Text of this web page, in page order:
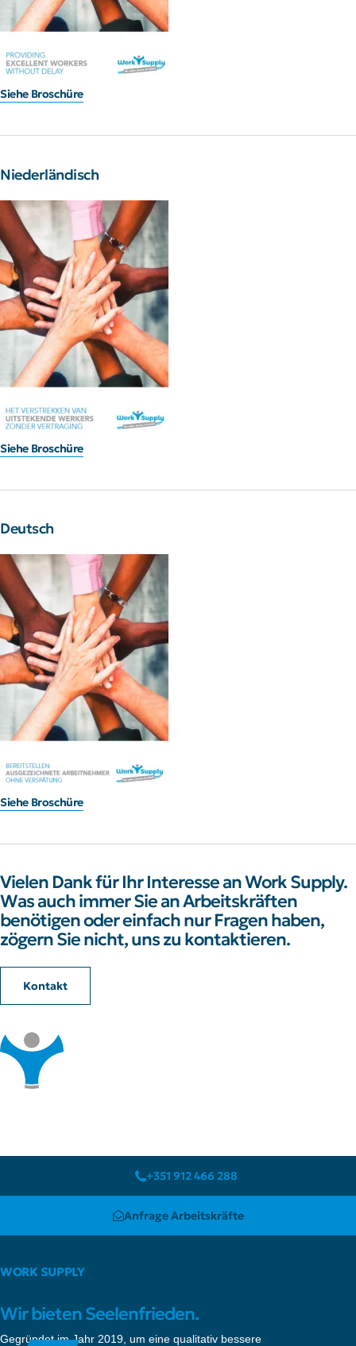
Siehe Broschüre
Niederländisch
Siehe Broschüre
Deutsch
Siehe Broschüre
Vielen Dank für Ihr Interesse an Work Supply.
Was auch immer Sie an Arbeitskräften
benötigen oder einfach nur Fragen haben,
zögern Sie nicht, uns zu kontaktieren.
Kontakt
+351 912 466 288
Anfrage Arbeitskräfte
WORK SUPPLY
Wir bieten Seelenfrieden.
Gegründet im Jahr 2019, um eine qualitativ bessere